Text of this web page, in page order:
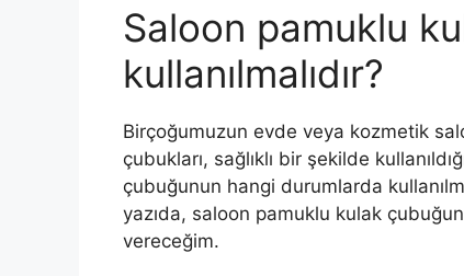
Saloon pamuklu
kullanılmalıdır?
Birçoğumuzun evde veya kozmetik
çubukları, sağlıklı bir şekilde
çubuğunun hangi durumlarda
yazıda, saloon pamuklu kulak
vereceğim.